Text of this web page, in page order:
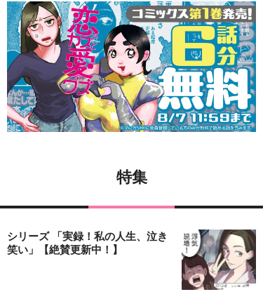
特集
シリーズ 「実録！私の人生、泣き
笑い」【絶賛更新中！】